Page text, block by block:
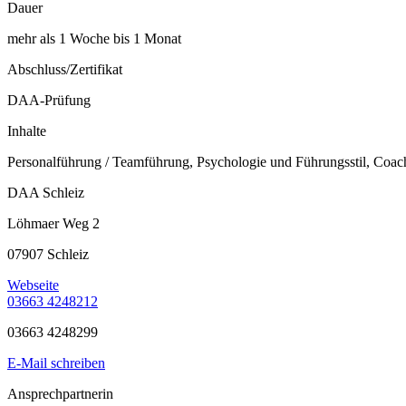
Dauer
mehr als 1 Woche bis 1 Monat
Abschluss/Zertifikat
DAA-Prüfung
Inhalte
Personalführung / Teamführung, Psychologie und Führungsstil,
DAA Schleiz
Löhmaer Weg 2
07907 Schleiz
Webseite
03663 4248212
03663 4248299
E-Mail schreiben
Ansprechpartnerin